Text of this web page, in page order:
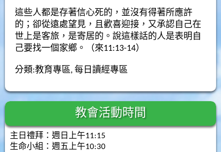
這些人都是存著信心死的，並沒有得著所應許
的；卻從遠處望見，且歡喜迎接，又承認自己在
世上是客旅，是寄居的。說這樣話的人是表明自
己要找一個家鄉。（來11:13-14）
分類:教育專區, 每日讀經專區
教會活動時間
主日禮拜：週日上午11:15
生命小組：週五上午10:30